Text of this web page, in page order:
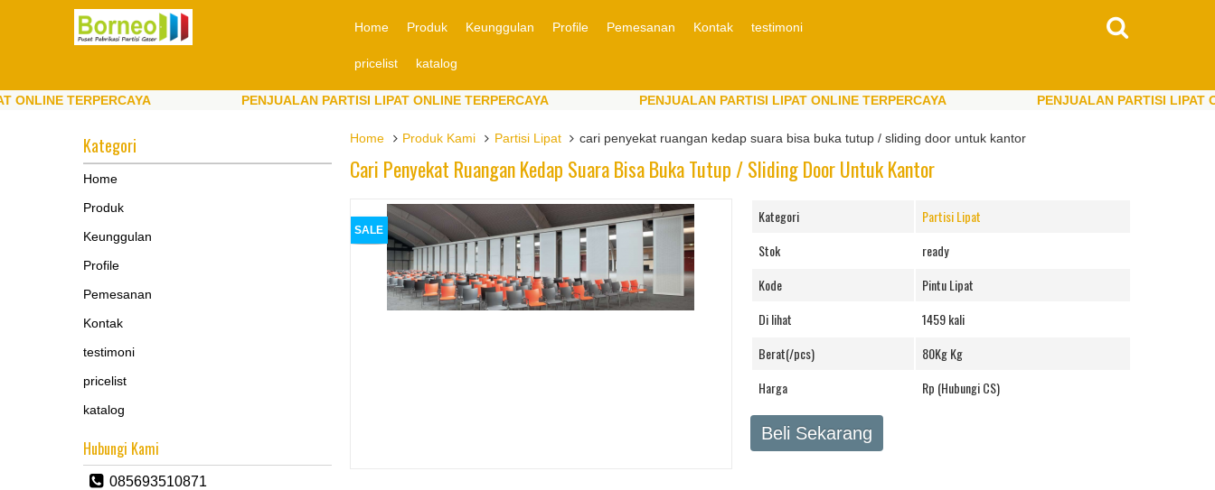
Home Produk Keunggulan Profile Pemesanan Kontak testimoni
pricelist katalog
TERPERCAYA PENJUALAN PARTISI LIPAT ONLINE TERPERCAYA PENJUALAN PARTISI LIPAT ONLINE TERPERCAYA
PENJUALAN PARTISI LIPAT ONLINE
Home
Produk Kami Partisi Lipat cari penyekat ruangan kedap suara bisa buka tutup / sliding door untuk kantor
Cari Penyekat Ruangan Kedap Suara Bisa Buka Tutup / Sliding Door Untuk Kantor
SALE
Kategori
Partisi Lipat
Stok
ready
Kode
Pintu Lipat
Di lihat
1459 kali
Berat(/pcs)
80Kg Kg
Harga
Rp (Hubungi CS)
Beli Sekarang
Kategori
Home
Produk
Keunggulan
Profile
Pemesanan
Kontak
testimoni
pricelist
katalog
Hubungi Kami
085693510871